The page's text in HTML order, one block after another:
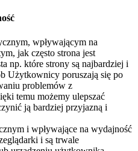
wpływającym na
jak często strona jest
np. które strony są najbardziej i
Użytkownicy poruszają się po
problemów z
temu możemy ulepszać
ją bardziej przyjazną i
i wpływające na wydajność
i są trwale